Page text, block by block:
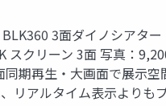
3面ダイノシアタ
クリーン 3面 写真：
期再生・大画面で展示
アルタイム表示よりも